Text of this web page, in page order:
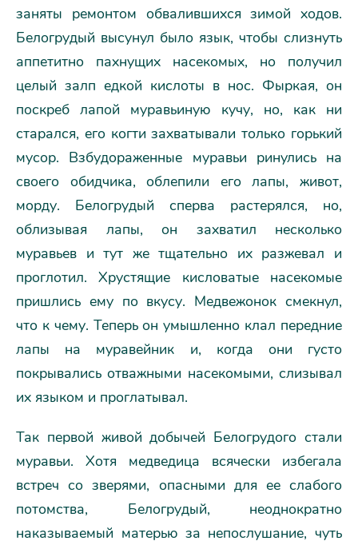
заняты ремонтом обвалившихся зимой ходов.
Белогрудый высунул было язык, чтобы слизнуть
аппетитно пахнущих насекомых, но получил
целый залп едкой кислоты в нос. Фыркая, он
поскреб лапой муравьиную кучу, но, как ни
старался, его когти захватывали только горький
мусор. Взбудораженные муравьи ринулись на
своего обидчика, облепили его лапы, живот,
морду. Белогрудый сперва растерялся, но,
облизывая лапы, он захватил несколько
муравьев и тут же тщательно их разжевал и
проглотил. Хрустящие кисловатые насекомые
пришлись ему по вкусу. Медвежонок смекнул,
что к чему. Теперь он умышленно клал передние
лапы на муравейник и, когда они густо
покрывались отважными насекомыми, слизывал
их языком и проглатывал.
Так первой живой добычей Белогрудого стали
муравьи. Хотя медведица всячески избегала
встреч со зверями, опасными для ее слабого
потомства, Белогрудый, неоднократно
наказываемый матерью за непослушание, чуть